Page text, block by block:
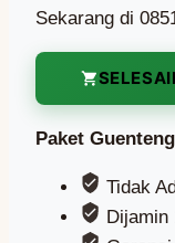
Sekarang di
Paket
Tidak
Dijamin